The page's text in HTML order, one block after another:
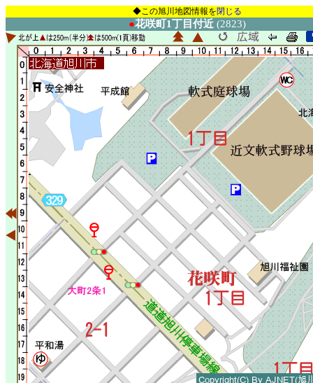
◆この旭川地図情報を閉じる
●花咲町1丁目付近 (2823)